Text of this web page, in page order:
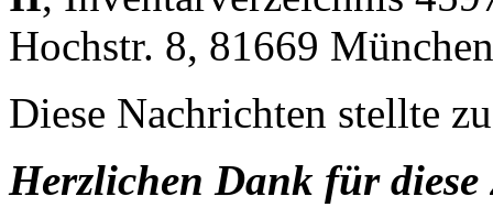
Hochstr. 8, 81669
Diese Nachrichten stellte
Herzlichen Dank für